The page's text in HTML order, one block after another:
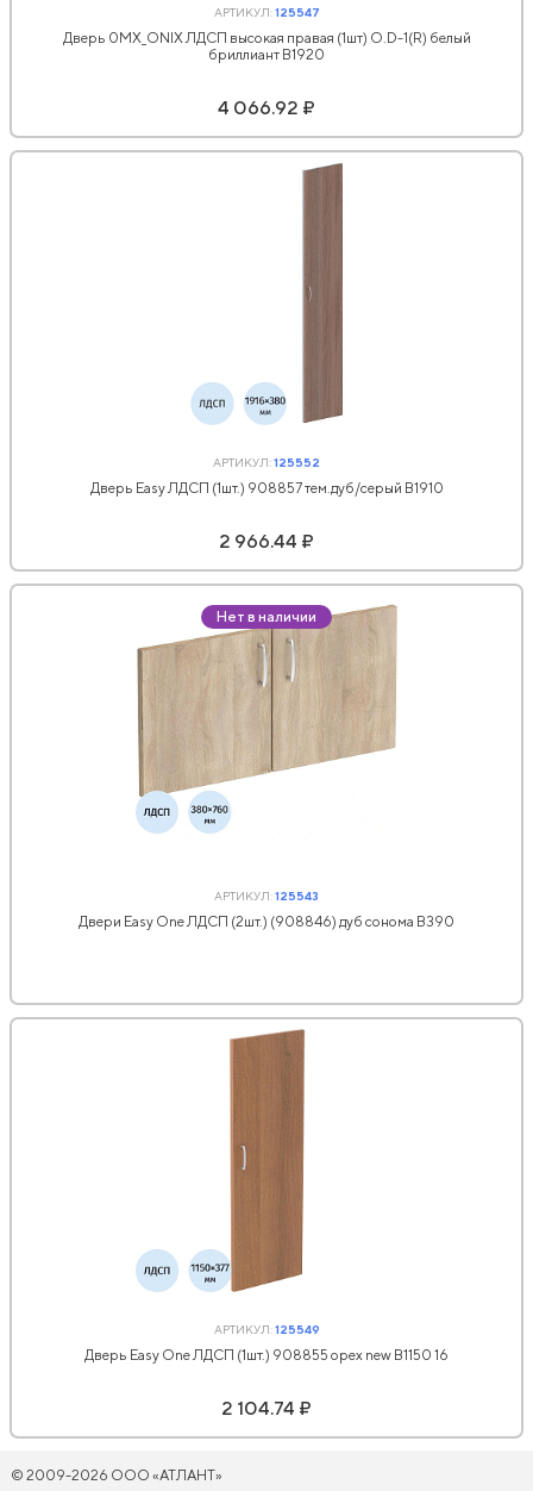
АРТИКУЛ:125547
Дверь 0MX_ONIX ЛДСП высокая правая (1шт) O.D-1(R) белый
бриллиант В1920
4 066.92 ₽
АРТИКУЛ:125552
Дверь Easy ЛДСП (1шт.) 908857 тем.дуб/серый В1910
2 966.44 ₽
Нет в наличии
АРТИКУЛ:125543
Двери Easy One ЛДСП (2шт.) (908846) дуб сонома В390
АРТИКУЛ:125549
Дверь Easy One ЛДСП (1шт.) 908855 орех new В1150 16
2 104.74 ₽
© 2009-2026 ООО «АТЛАНТ»